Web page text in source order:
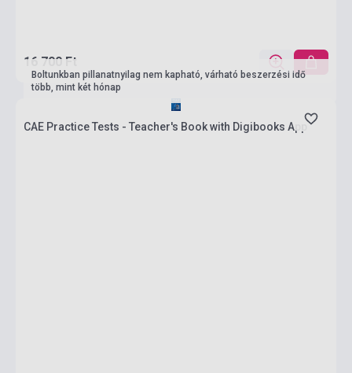
16 700 Ft
Boltunkban pillanatnyilag nem kapható, várható beszerzési idő
több, mint két hónap
CAE Practice Tests - Teacher's Book with Digibooks App